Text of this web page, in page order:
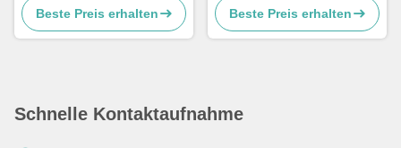
110V/220V 77*60*28mm ein
Beste Preis erhalten
Kontrolleur 0.5A
Beste Preis erhalten
Schnelle Kontaktaufnahme